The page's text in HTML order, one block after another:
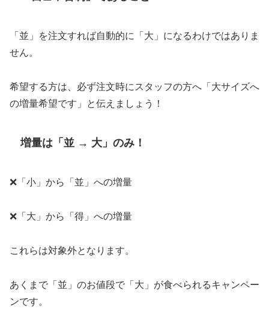
「並」を注文すれば自動的に「大」になるわけではありま
せん。
希望する方は、必ず注文時にスタッフの方へ「大サイズへ
の増量希望です」と伝えましょう！
増量は「並 → 大」のみ！
❌「小」から「並」への増量
❌「大」から「得」への増量
これらは対象外となります。
あくまで「並」のお値段で「大」が食べられるキャンペー
ンです。